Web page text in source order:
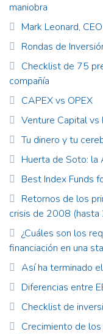
maniobra
Mark Leonard,
Rondas de
Checklist de 75
compañía
CAPEX vs OPEX
Venture Capital vs
Tu dinero y tu
Huerta de Soto: la
Best Index Funds
Retornos de los
crisis de 2008 (hasta
¿Cuáles son los
financiación en una
Así ha terminado
Diferencias entre
Checklist de
Crecimiento de